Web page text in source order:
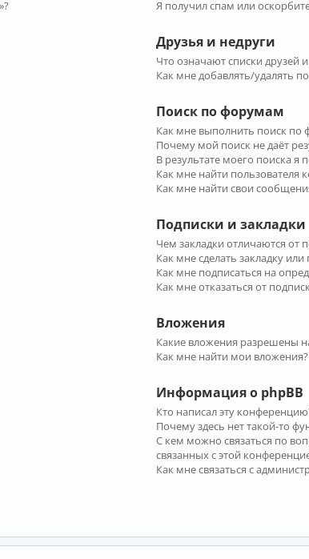
Я получил спам или
Друзья и недруги
Что означают списки друзей
Как мне добавлять/удалять
Поиск по форумам
Как мне выполнить поиск
Почему мой поиск не даёт
В результате моего поиска я
Как мне найти пользователя
Как мне найти свои
Подписки и закладки
Чем закладки отличаются от
Как мне сделать закладку
Как мне подписаться на
Как мне отказаться от
Вложения
Какие вложения разрешены
Как мне найти мои вложения?
Информация о phpBB
Кто написал эту
Почему здесь нет такой-то
С кем можно связаться по
связанных с этой
Как мне связаться с